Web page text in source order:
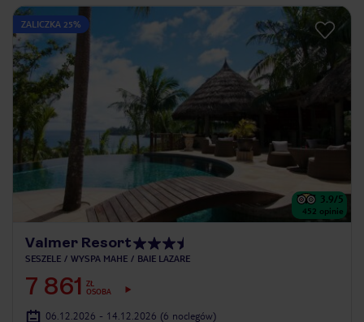
ZALICZKA 25%
3.9/5
452 opinie
Valmer Resort
SESZELE WYSPA MAHE BAIE LAZARE
7 861
ZŁ
OSOBA
06.12.2026 - 14.12.2026 (6 noclegów)